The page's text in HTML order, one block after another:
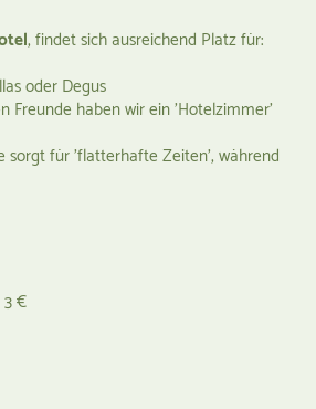
, findet sich ausreichend Platz für:
oder Degus
Freunde haben wir ein 'Hotelzimmer'
sorgt für 'flatterhafte Zeiten', während
€